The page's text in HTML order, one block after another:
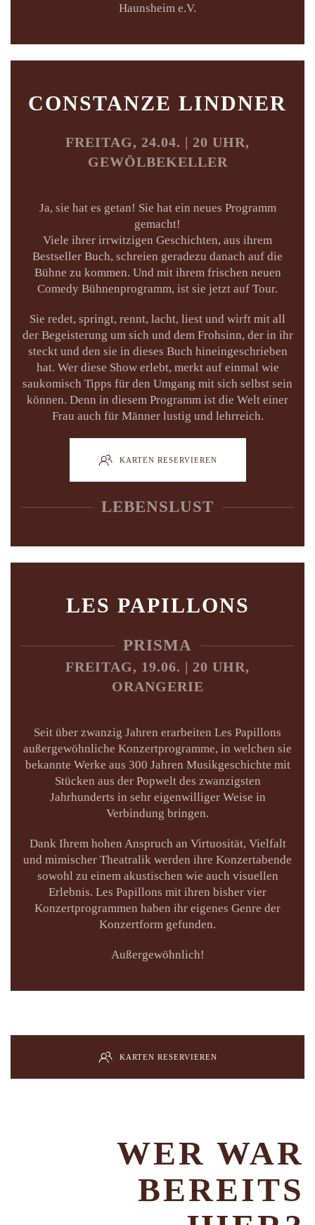
Haunsheim e.V.
CONSTANZE LINDNER
FREITAG, 24.04. | 20 UHR,
GEWÖLBEKELLER
Ja, sie hat es getan! Sie hat ein neues Programm
gemacht!
Viele ihrer irrwitzigen Geschichten, aus ihrem
Bestseller Buch, schreien geradezu danach auf die
Bühne zu kommen. Und mit ihrem frischen neuen
Comedy Bühnenprogramm, ist sie jetzt auf Tour.
Sie redet, springt, rennt, lacht, liest und wirft mit all
der Begeisterung um sich und dem Frohsinn, der in ihr
steckt und den sie in dieses Buch hineingeschrieben
hat. Wer diese Show erlebt, merkt auf einmal wie
saukomisch Tipps für den Umgang mit sich selbst sein
können. Denn in diesem Programm ist die Welt einer
Frau auch für Männer lustig und lehrreich.
KARTEN RESERVIEREN
LEBENSLUST
LES PAPILLONS
PRISMA
FREITAG, 19.06. | 20 UHR,
ORANGERIE
Seit über zwanzig Jahren erarbeiten Les Papillons
außergewöhnliche Konzertprogramme, in welchen sie
bekannte Werke aus 300 Jahren Musikgeschichte mit
Stücken aus der Popwelt des zwanzigsten
Jahrhunderts in sehr eigenwilliger Weise in
Verbindung bringen.
Dank Ihrem hohen Anspruch an Virtuosität, Vielfalt
und mimischer Theatralik werden ihre Konzertabende
sowohl zu einem akustischen wie auch visuellen
Erlebnis. Les Papillons mit ihren bisher vier
Konzertprogrammen haben ihr eigenes Genre der
Konzertform gefunden.
Außergewöhnlich!
KARTEN RESERVIEREN
WER WAR
BEREITS